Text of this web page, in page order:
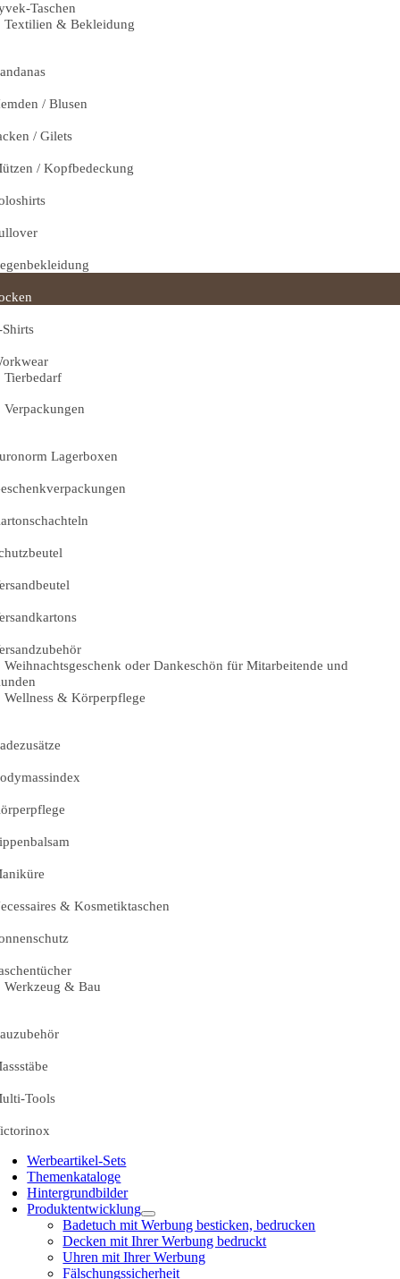
Taschen
Textilien & Bekleidung
/ Blusen
/ Gilets
/ Kopfbedeckung
Shirts
Tierbedarf
Verpackungen
Lagerboxen
Weihnachtsgeschenk oder Dankeschön für Mitarbeitende und
Wellness & Körperpflege
& Kosmetiktaschen
Werkzeug & Bau
Tools
Werbeartikel-Sets
Themenkataloge
Hintergrundbilder
Produktentwicklung
Badetuch mit Werbung besticken, bedrucken
Decken mit Ihrer Werbung bedruckt
Uhren mit Ihrer Werbung
Fälschungssicherheit